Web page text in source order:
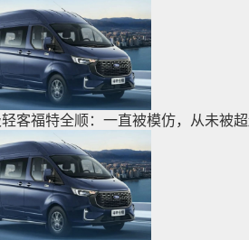
客福特全顺：一直被模仿，从未被